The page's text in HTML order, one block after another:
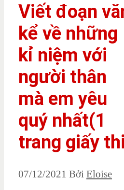
Viết đoạn
kể về những
kỉ niệm với
người thân
mà em yêu
quý nhất(1
trang giấy
07/12/2021 Bởi Eloise